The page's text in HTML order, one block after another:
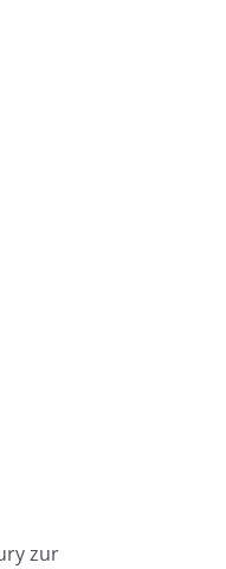
zur